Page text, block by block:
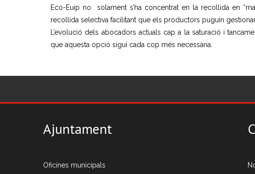
Eco-Euip no solament s’ha concentrat en la recollida en
recollida selectiva facilitant que els productors puguin
L’evolució dels abocadors actuals cap a la saturació i
que aquesta opció sigui cada cop més necessària.
Ajuntament
Oficines municipals